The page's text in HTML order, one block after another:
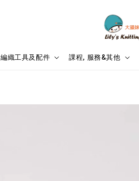
編織工具及配件 課程, 服務&其他